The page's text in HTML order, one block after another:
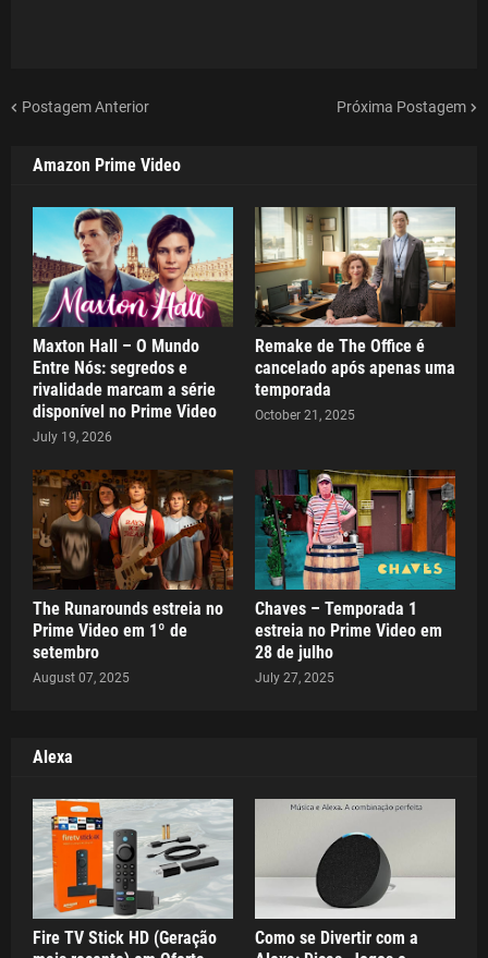
Postagem Anterior Próxima Postagem
Amazon Prime Video
Maxton Hall – O Mundo
Entre Nós: segredos e
rivalidade marcam a série
disponível no Prime Video
July 19, 2026
Remake de The Office é
cancelado após apenas uma
temporada
October 21, 2025
The Runarounds estreia no
Prime Video em 1º de
setembro
August 07, 2025
Chaves – Temporada 1
estreia no Prime Video em
28 de julho
July 27, 2025
Alexa
Fire TV Stick HD (Geração
Como se Divertir com a